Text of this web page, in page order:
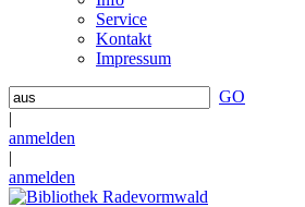
Service
Kontakt
Impressum
GO
|
anmelden
|
anmelden